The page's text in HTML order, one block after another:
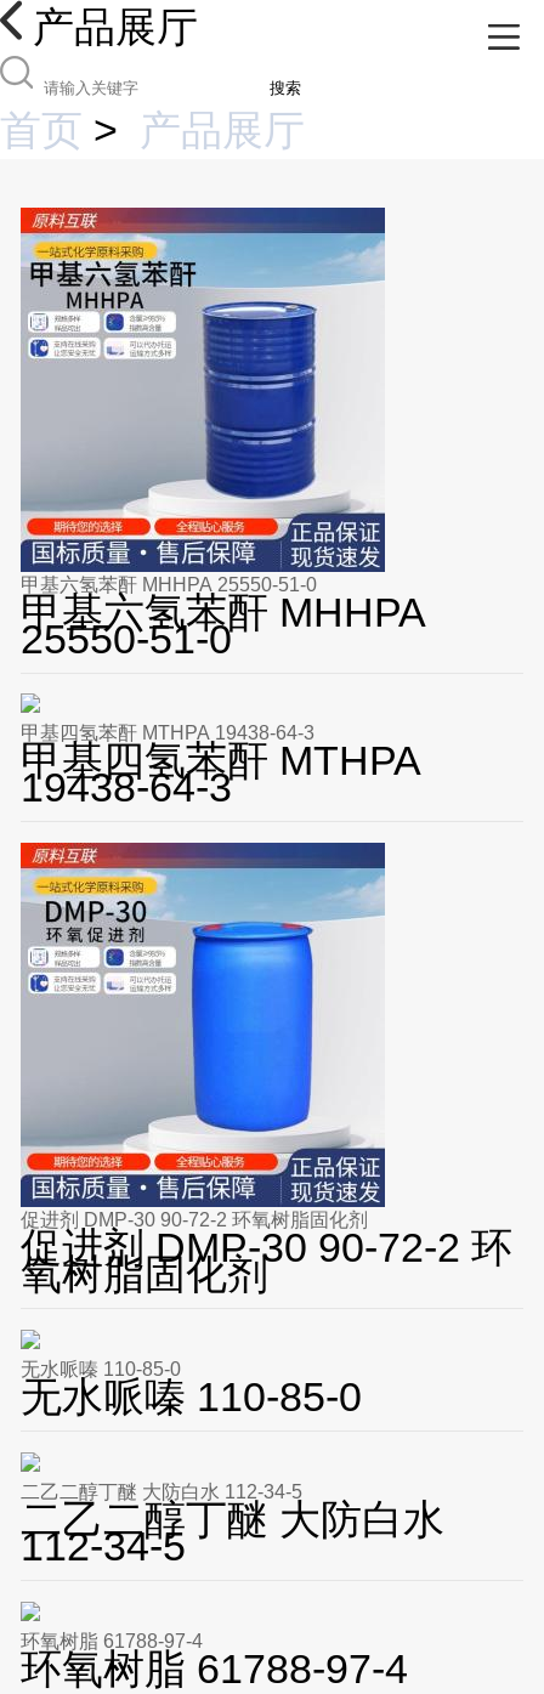
产品展厅
搜索
首页 > 产品展厅
甲基六氢苯酐 MHHPA 25550-51-0
甲基六氢苯酐 MHHPA
25550-51-0
甲基四氢苯酐 MTHPA 19438-64-3
甲基四氢苯酐 MTHPA
19438-64-3
促进剂 DMP-30 90-72-2 环氧树脂固化剂
促进剂 DMP-30 90-72-2 环
氧树脂固化剂
无水哌嗪 110-85-0
无水哌嗪 110-85-0
二乙二醇丁醚 大防白水 112-34-5
二乙二醇丁醚 大防白水
112-34-5
环氧树脂 61788-97-4
环氧树脂 61788-97-4